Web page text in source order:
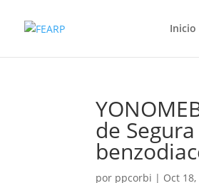
Inicio
de
por ppcorbi | Oct